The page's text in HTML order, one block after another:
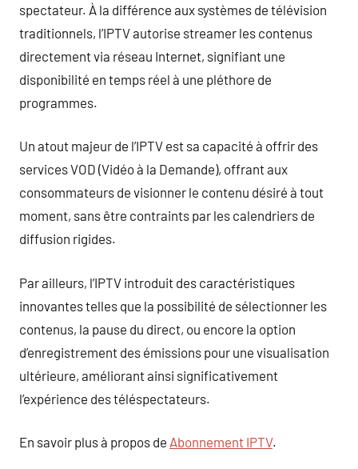
spectateur. À la différence aux systèmes de télévision
traditionnels, l’IPTV autorise streamer les contenus
directement via réseau Internet, signifiant une
disponibilité en temps réel à une pléthore de
programmes.
Un atout majeur de l’IPTV est sa capacité à offrir des
services VOD (Vidéo à la Demande), offrant aux
consommateurs de visionner le contenu désiré à tout
moment, sans être contraints par les calendriers de
diffusion rigides.
Par ailleurs, l’IPTV introduit des caractéristiques
innovantes telles que la possibilité de sélectionner les
contenus, la pause du direct, ou encore la option
d’enregistrement des émissions pour une visualisation
ultérieure, améliorant ainsi significativement
l’expérience des téléspectateurs.
En savoir plus à propos de Abonnement IPTV.